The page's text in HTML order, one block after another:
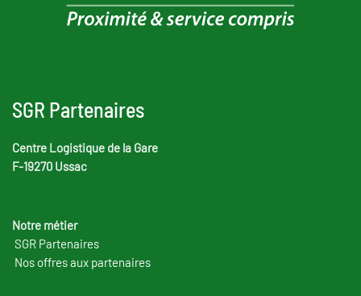
SGR Partenaires
Centre Logistique de la Gare
F-19270 Ussac
Notre métier
SGR Partenaires
Nos offres aux partenaires